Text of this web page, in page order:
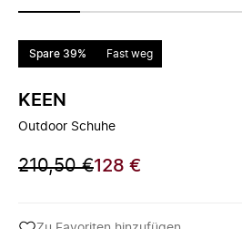
Spare 39% Fast weg
KEEN
Outdoor Schuhe
210,50 €128 €